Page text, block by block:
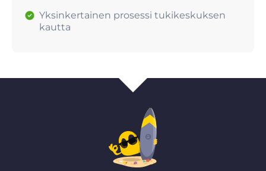
Yksinkertainen prosessi tukikeskuksen
kautta